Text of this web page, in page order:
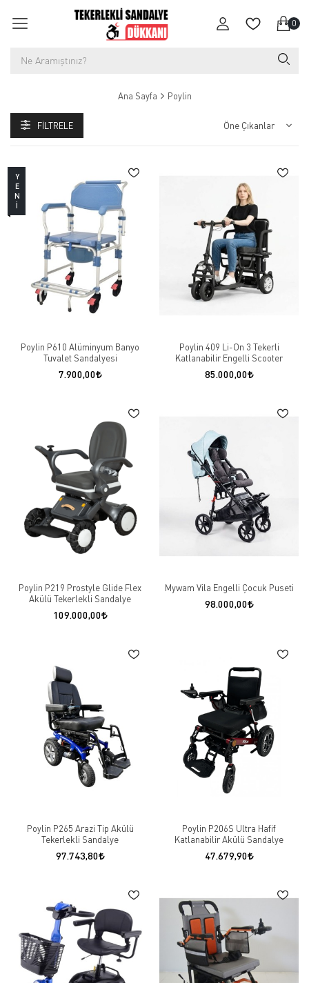
0
Ana Sayfa Poylin
FILTRELE
YENI
Poylin P610 Alüminyum Banyo
Tuvalet Sandalyesi
7.900,00
Poylin 409 Li-On 3 Tekerli
Katlanabilir Engelli Scooter
85.000,00
Poylin P219 Prostyle Glide Flex
Akülü Tekerlekli Sandalye
109.000,00
Mywam Vila Engelli Çocuk Puseti
98.000,00
Poylin P265 Arazi Tip Akülü
Tekerlekli Sandalye
97.743,80
Poylin P206S Ultra Hafif
Katlanabilir Akülü Sandalye
47.679,90